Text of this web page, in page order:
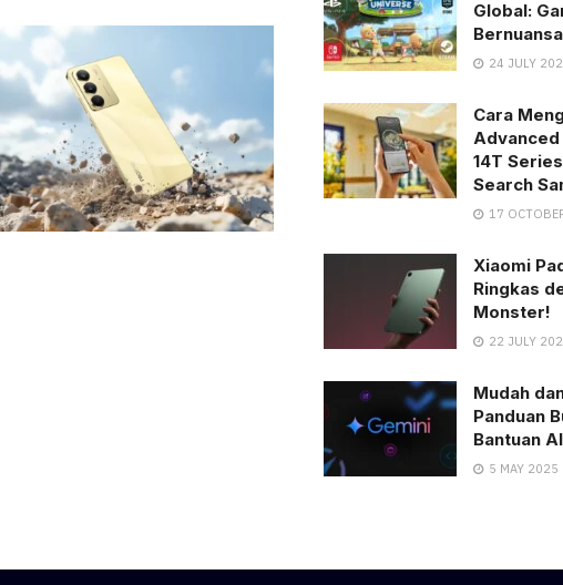
Global:
24 JULY
Cara
Advanced
14T
Search
17
Xiaomi
Ringkas
Monster!
22 JULY
Mudah
Panduan
Bantuan
5 MAY 2025